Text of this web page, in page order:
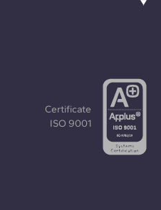
Certificate
ISO 9001